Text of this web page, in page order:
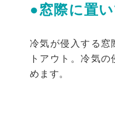
●窓際に置
冷気が侵入する窓
トアウト。冷気
めます。